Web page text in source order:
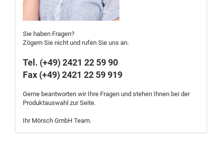
Sie haben Fragen?
Zögern Sie nicht und rufen Sie uns an.
Tel. (+49) 2421 22 59 90
Fax (+49) 2421 22 59 919
Gerne beantworten wir Ihre Fragen und stehen Ihnen bei der
Produktauswahl zur Seite.
Ihr Mörsch GmbH Team.